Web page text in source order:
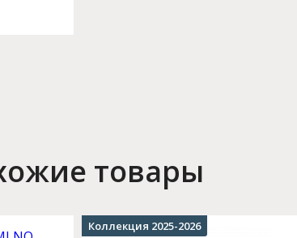
товары
Коллекция 2025-2026